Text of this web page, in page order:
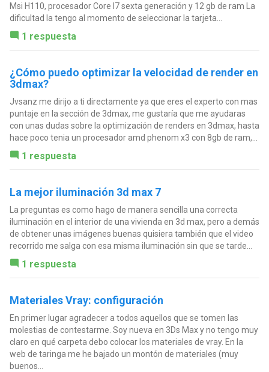
Msi H110, procesador Core I7 sexta generación y 12 gb de ram La
dificultad la tengo al momento de seleccionar la tarjeta...
1 respuesta
¿Cómo puedo optimizar la velocidad de render en
3dmax?
Jvsanz me dirijo a ti directamente ya que eres el experto con mas
puntaje en la sección de 3dmax, me gustaría que me ayudaras
con unas dudas sobre la optimización de renders en 3dmax, hasta
hace poco tenia un procesador amd phenom x3 con 8gb de ram,...
1 respuesta
La mejor iluminación 3d max 7
La preguntas es como hago de manera sencilla una correcta
iluminación en el interior de una vivienda en 3d max, pero a demás
de obtener unas imágenes buenas quisiera también que el video
recorrido me salga con esa misma iluminación sin que se tarde...
1 respuesta
Materiales Vray: configuración
En primer lugar agradecer a todos aquellos que se tomen las
molestias de contestarme. Soy nueva en 3Ds Max y no tengo muy
claro en qué carpeta debo colocar los materiales de vray. En la
web de taringa me he bajado un montón de materiales (muy
buenos...